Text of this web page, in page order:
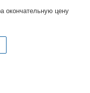
окончательную цену